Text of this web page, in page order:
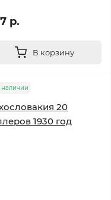
р.
В корзину
наличии
20
1930 год